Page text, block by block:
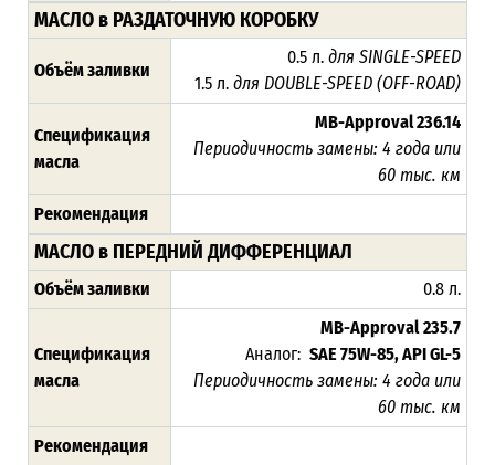
МАСЛО в РАЗДАТОЧНУЮ КОРОБКУ
Объём заливки
0.5 л. для SINGLE-SPEED
1.5 л. для DOUBLE-SPEED (OFF-ROAD)
Спецификация
масла
MB-Approval 236.14
Периодичность замены: 4 года или
60 тыс. км
Рекомендация
МАСЛО в ПЕРЕДНИЙ ДИФФЕРЕНЦИАЛ
Объём заливки 0.8 л.
Спецификация
масла
MB-Approval 235.7
Аналог: SAE 75W-85, API GL-5
Периодичность замены: 4 года или
60 тыс. км
Рекомендация